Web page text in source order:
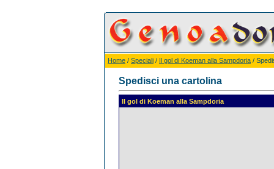
Home / Speciali / Il gol di Koeman alla Sampdoria /
Spedisci una cartolina
Il gol di Koeman alla Sampdoria